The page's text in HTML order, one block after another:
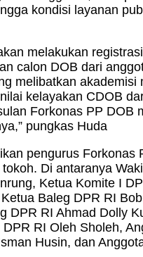
kondisi layanan
melakukan
calon DOB dari
melibatkan akademisi
kelayakan CDOB
Forkonas PP DOB
pungkas Huda
pengurus Forkonas
Di antaranya
Ketua Komite I
Baleg DPR RI
DPR RI Ahmad Dolly
RI Oleh Sholeh,
Husin, dan